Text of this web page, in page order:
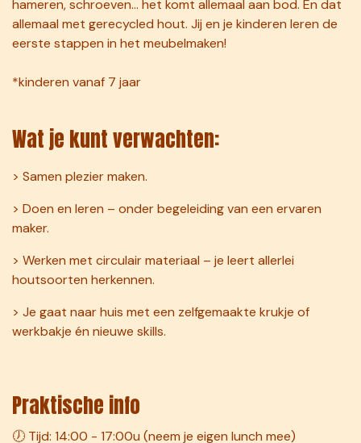
hameren, schroeven... het komt allemaal aan bod. En dat
allemaal met gerecycled hout. Jij en je kinderen leren de
eerste stappen in het meubelmaken!
*kinderen vanaf 7 jaar
Wat je kunt verwachten:
> Samen plezier maken.
> Doen en leren – onder begeleiding van een ervaren
maker.
> Werken met circulair materiaal – je leert allerlei
houtsoorten herkennen.
> Je gaat naar huis met een zelfgemaakte krukje of
werkbakje én nieuwe skills.
Praktische info
🕖 Tijd: 14:00 - 17:00u (neem je eigen lunch mee)